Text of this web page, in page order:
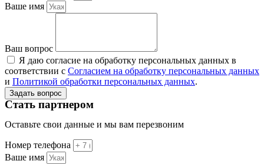
Ваше имя
Ваш вопрос
Я даю согласие на обработку персональных данных в
соответствии с Согласием на обработку персональных данных
и Политикой обработки персональных данных.
Задать вопрос
Стать партнером
Оставьте свои данные и мы вам перезвоним
Номер телефона
Ваше имя